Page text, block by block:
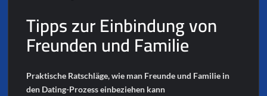
Tipps zur Einbindung von
Freunden und Familie
Praktische Ratschläge, wie man Freunde und Familie in
den Dating-Prozess einbeziehen kann